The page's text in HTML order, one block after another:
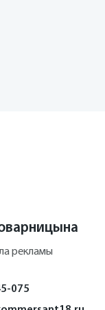
У
который мы
парк. На
по
рекламы
075